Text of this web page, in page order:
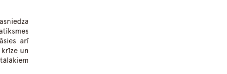
arī
un